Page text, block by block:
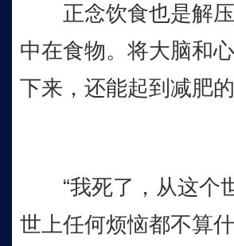
正念饮食也是解压
中在食物。将大脑和
下来，还能起到减肥的
“我死了，从这个世
世上任何烦恼都不算